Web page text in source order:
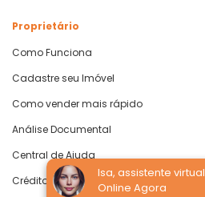
Isa, assistente virtual
Online Agora
Proprietário
Como Funciona
Cadastre seu Imóvel
Como vender mais rápido
Análise Documental
Central de Ajuda
Crédito com Garantia de Imóvel